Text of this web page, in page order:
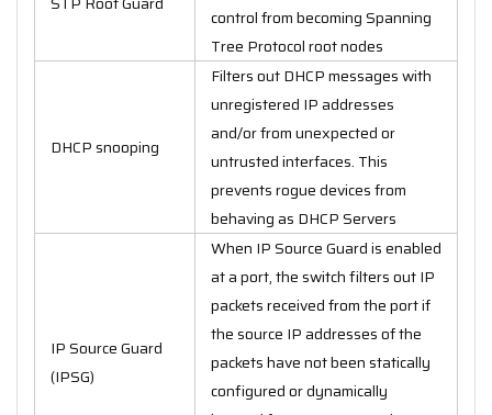
control from becoming Spanning
Tree Protocol root nodes
DHCP snooping
Filters out DHCP messages with
unregistered IP addresses
and/or from unexpected or
untrusted interfaces. This
prevents rogue devices from
behaving as DHCP Servers
IP Source Guard
(IPSG)
When IP Source Guard is enabled
at a port, the switch filters out IP
packets received from the port if
the source IP addresses of the
packets have not been statically
configured or dynamically